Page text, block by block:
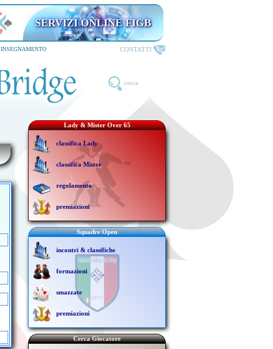
SERVIZI ONLINE FIGB
INSEGNAMENTO CONTATTI
cerca
Lady & Mister Over 65
classifica Lady
classifica Mister
regolamento
premiazioni
Squadre Open
incontri & classifiche
formazioni
smazzate
premiazioni
Cerca Giocatore